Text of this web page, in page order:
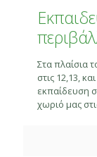
Στα πλαίσια
στις 12,13,
εκπαίδευση
χωριό μας